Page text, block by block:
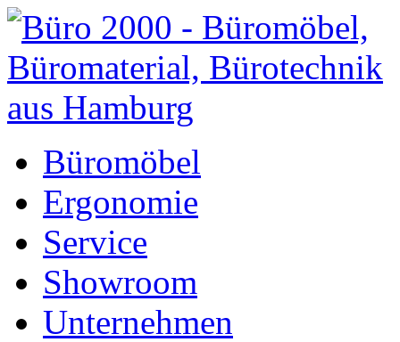
Büromöbel
Ergonomie
Service
Showroom
Unternehmen